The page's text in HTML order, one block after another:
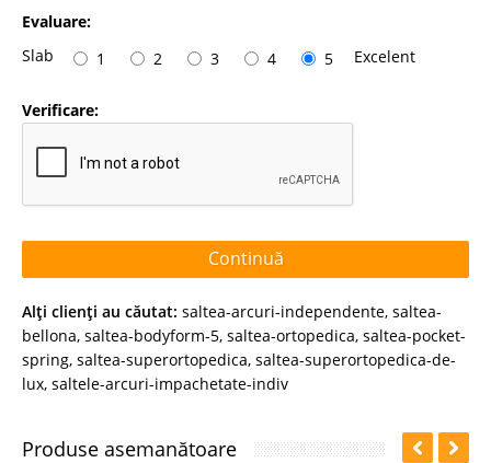
Evaluare:
Slab
1 2 3 4 5 Excelent
Verificare:
Continuă
Alţi clienţi au căutat: saltea-arcuri-independente, saltea-
bellona, saltea-bodyform-5, saltea-ortopedica, saltea-pocket-
spring, saltea-superortopedica, saltea-superortopedica-de-
lux, saltele-arcuri-impachetate-indiv
Produse asemanătoare